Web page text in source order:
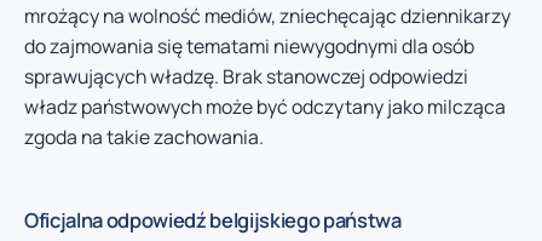
mrożący na wolność mediów, zniechęcając dziennikarzy
do zajmowania się tematami niewygodnymi dla osób
sprawujących władzę. Brak stanowczej odpowiedzi
władz państwowych może być odczytany jako milcząca
zgoda na takie zachowania.
Oficjalna odpowiedź belgijskiego państwa